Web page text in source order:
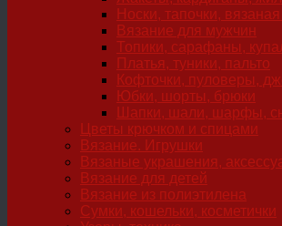
Носки, тапочки,
Вязание для мужчин
Топики, сарафаны,
Платья, туники, пальто
Кофточки, пуловеры,
Юбки, шорты, брюки
Шапки, шали, шарфы,
Цветы крючком и спицами
Вязание. Игрушки
Вязаные украшения,
Вязание для детей
Вязание из полиэтилена
Сумки, кошельки, косметички